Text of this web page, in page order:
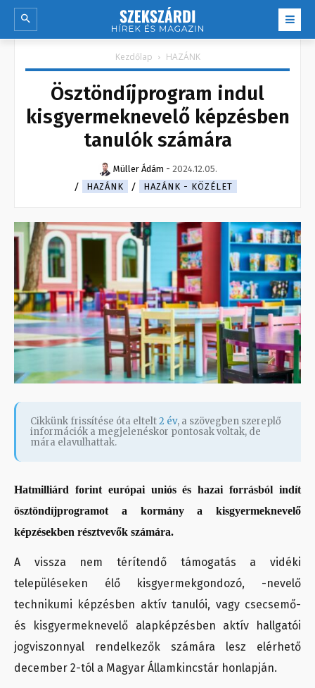
Kezdőlap HAZÁNK
Ösztöndíjprogram indul
kisgyermeknevelő képzésben
tanulók számára
Müller Ádám - 2024.12.05.
HAZÁNK
HAZÁNK - KÖZÉLET
Cikkünk frissítése óta eltelt2 év, a szövegben szereplő
információk a megjelenéskor pontosak voltak, de
mára elavulhattak.
Hatmilliárd forint európai uniós és hazai forrásból indít
ösztöndíjprogramot a kormány a kisgyermeknevelő
képzésekben résztvevők számára.
A vissza nem térítendő támogatás a vidéki
településeken élő kisgyermekgondozó, -nevelő
technikumi képzésben aktív tanulói, vagy csecsemő-
és kisgyermeknevelő alapképzésben aktív hallgatói
jogviszonnyal rendelkezők számára lesz elérhető
december 2-tól a Magyar Államkincstár honlapján.